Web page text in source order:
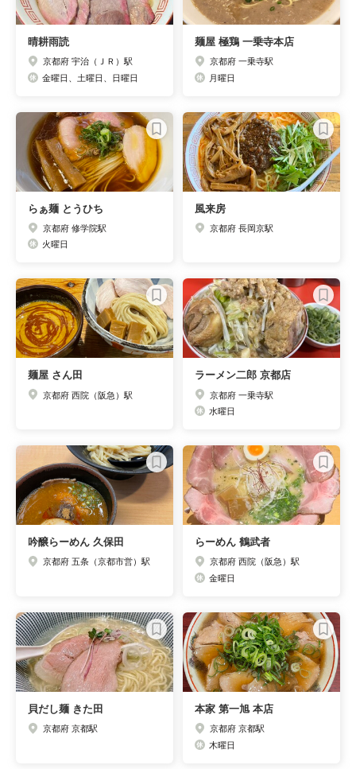
晴耕雨読
京都府 宇治（ＪＲ）駅
金曜日、土曜日、日曜日
麺屋 極鶏 一乗寺本店
京都府 一乗寺駅
月曜日
らぁ麺 とうひち
京都府 修学院駅
火曜日
風来房
京都府 長岡京駅
麺屋 さん田
京都府 西院（阪急）駅
ラーメン二郎 京都店
京都府 一乗寺駅
水曜日
吟醸らーめん 久保田
京都府 五条（京都市営）駅
らーめん 鶴武者
京都府 西院（阪急）駅
金曜日
貝だし麺 きた田
京都府 京都駅
本家 第一旭 本店
京都府 京都駅
木曜日